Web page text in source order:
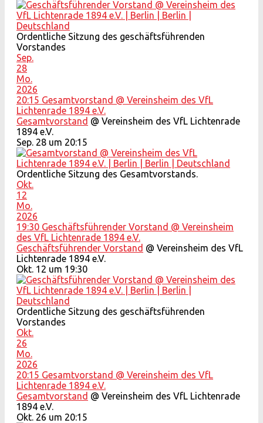
Ordentliche Sitzung des geschäftsführenden
Vorstandes
Sep.
28
Mo.
2026
20:15 Gesamtvorstand @ Vereinsheim des VfL
Lichtenrade 1894 e.V.
Gesamtvorstand @ Vereinsheim des VfL Lichtenrade
1894 e.V.
Sep. 28 um 20:15
Ordentliche Sitzung des Gesamtvorstands.
Okt.
12
Mo.
2026
19:30 Geschäftsführender Vorstand @ Vereinsheim
des VfL Lichtenrade 1894 e.V.
Geschäftsführender Vorstand @ Vereinsheim des VfL
Lichtenrade 1894 e.V.
Okt. 12 um 19:30
Ordentliche Sitzung des geschäftsführenden
Vorstandes
Okt.
26
Mo.
2026
20:15 Gesamtvorstand @ Vereinsheim des VfL
Lichtenrade 1894 e.V.
Gesamtvorstand @ Vereinsheim des VfL Lichtenrade
1894 e.V.
Okt. 26 um 20:15